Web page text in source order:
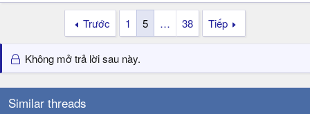
Trước 1 5 … 38 Tiếp
Không mở trả lời sau này.
Similar threads